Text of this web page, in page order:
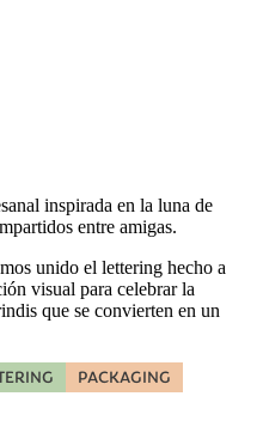
inspirada en la luna de
entre amigas.
unido el lettering hecho a
visual para celebrar la
que se convierten en un
PACKAGING